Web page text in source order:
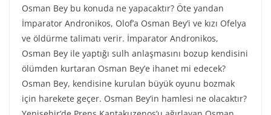
Osman Bey bu konuda ne yapacaktır? Öte yandan
İmparator Andronikos, Olof’a Osman Bey’i ve kızı Ofelya
ve öldürme talimatı verir. İmparator Andronikos,
Osman Bey ile yaptığı sulh anlaşmasını bozup kendisini
ölümden kurtaran Osman Bey’e ihanet mi edecek?
Osman Bey, kendisine kurulan büyük oyunu bozmak
için harekete geçer. Osman Bey’in hamlesi ne olacaktır?